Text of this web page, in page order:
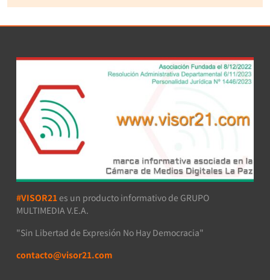
#VISOR21 es un producto informativo de GRUPO
MULTIMEDIA V.E.A.
"Sin Libertad de Expresión No Hay Democracia"
contacto@visor21.com